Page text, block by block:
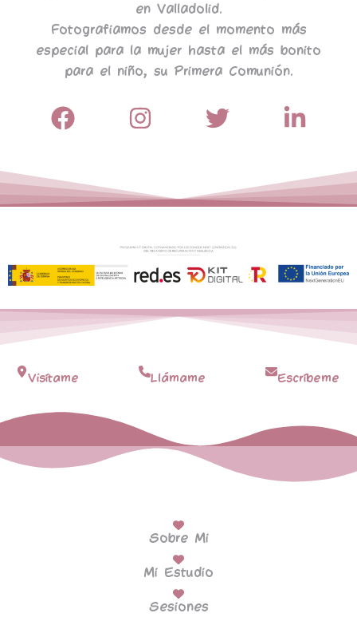
en Valladolid.
Fotografiamos desde el momento más
especial para la mujer hasta el más bonito
para el niño, su Primera Comunión.
Visítame Llámame Escríbeme
Sobre Mi
Mi Estudio
Sesiones